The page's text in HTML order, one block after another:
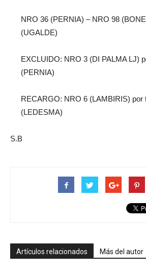
NRO 36 (PERNIA) – NRO 98
(UGALDE)
EXCLUIDO: NRO 3 (DI PALMA LJ)
(PERNIA)
RECARGO: NRO 6 (LAMBIRIS) por
(LEDESMA)
S.B
Artículos relacionados Más del autor